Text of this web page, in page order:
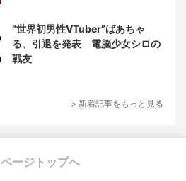
“世界初男性VTuber”ばあちゃ
る、引退を発表 電脳少女シロの
戦友
> 新着記事をもっと見る
ページトップへ